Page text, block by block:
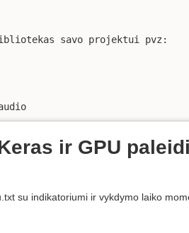
savo projektui pvz:
ir GPU
su indikatoriumi ir vykdymo laiko